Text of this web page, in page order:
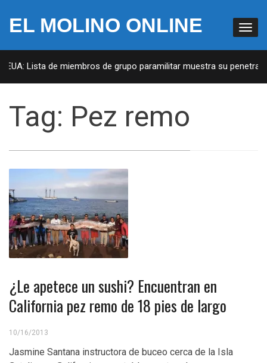
EL MOLINO ONLINE
Lista de miembros de grupo paramilitar muestra su
Tag: Pez remo
¿Le apetece un sushi? Encuentran en
California pez remo de 18 pies de largo
10/16/2013
Jasmine Santana instructora de buceo cerca de la Isla